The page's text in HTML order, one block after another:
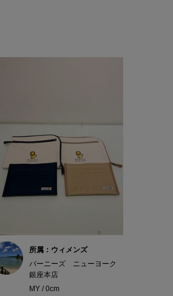
所属：ウィメンズ
バーニーズ ニューヨーク
銀座本店
MY / 0cm